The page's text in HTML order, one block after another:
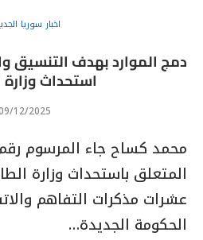
اخبار سوريا
دمج الموارد بهدف التنسيق
استحداث وزارة
12/2025
المتعلق باستحداث وزارة
عشرات مذكرات التفاهم
الحكومة الجديدة…